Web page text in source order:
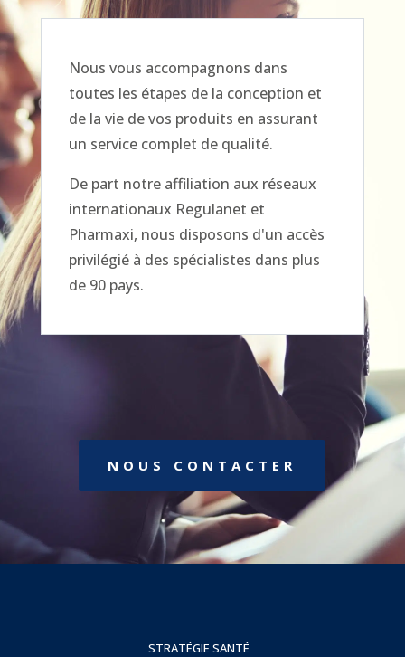
Nous vous accompagnons dans
toutes les étapes de la conception et
de la vie de vos produits en assurant
un service complet de qualité.
De part notre affiliation aux réseaux
internationaux Regulanet et
Pharmaxi, nous disposons d'un accès
privilégié à des spécialistes dans plus
de 90 pays.
NOUS CONTACTER
STRATÉGIE SANTÉ